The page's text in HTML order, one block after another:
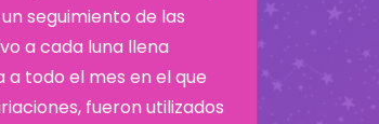
seguimiento de las
a cada luna llena
todo el mes en el que
fueron utilizados